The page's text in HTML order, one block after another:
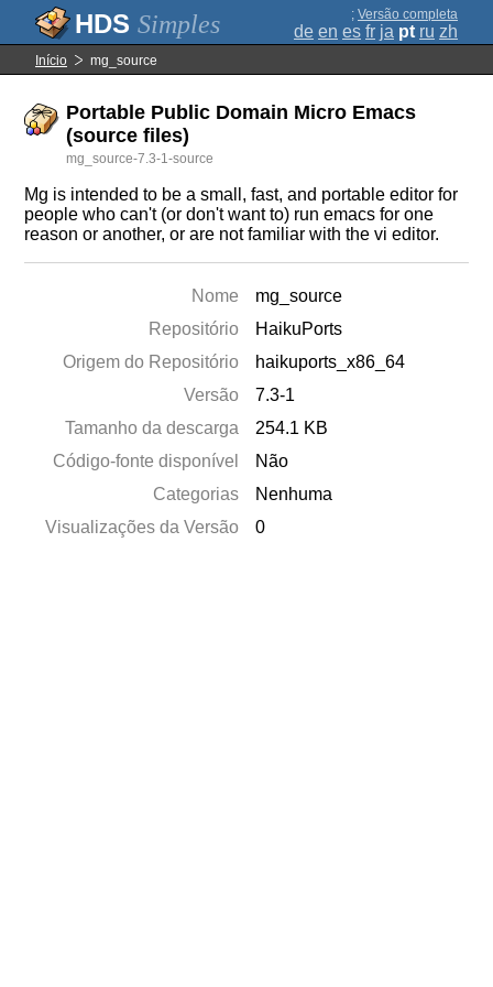
Simples ; Versão completa
de en es fr ja pt ru zh
Início mg_source
Portable Public Domain Micro Emacs
(source files)
mg_source-7.3-1-source
Mg is intended to be a small, fast, and portable editor for
people who can't (or don't want to) run emacs for one
reason or another, or are not familiar with the vi editor.
Nome
mg_source
Repositório
HaikuPorts
Origem do Repositório
haikuports_x86_64
Versão
7.3-1
Tamanho da descarga
254.1 KB
Código-fonte disponível
Não
Categorias
Nenhuma
Visualizações da Versão
0